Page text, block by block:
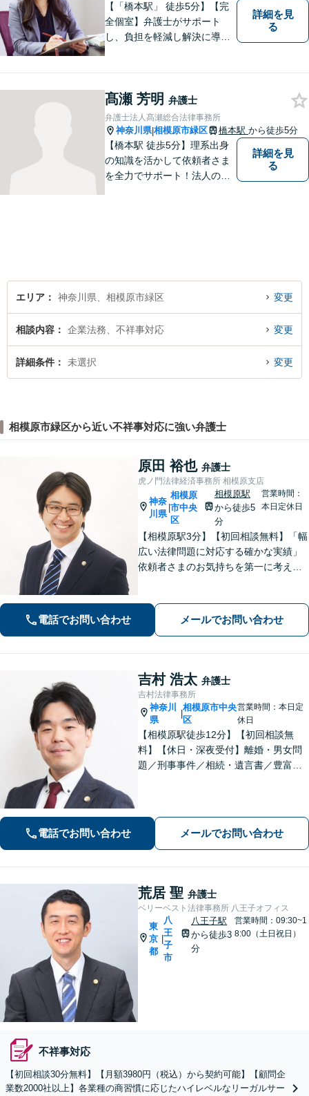
【「橋本駅」 徒歩5分】【完
全個室】弁護士がサポート
し、負担を軽減し解決に導き
はご相談いただき、今後の進
め方を一緒に考えましょう。
【法テラス利用可】
詳細を見
る
髙瀬 芳明 弁護士
弁護士法人髙瀬総合法律事務所
神奈川県|相模原市緑区 橋本駅 から徒歩5分
【橋本駅 徒歩5分】理系出身
の知識を活かして依頼者さま
を全力でサポート！法人のお
詳細を見
る
エリア 神奈川県、相模原市緑区 変更
相談内容 企業法務、不祥事対応 変更
詳細条件 未選択 変更
相模原市緑区から近い不祥事対応に強い弁護士
原田 裕也 弁護士
虎ノ門法律経済事務所 相模原支店
神奈
川県
相模原
市中央
区
相模原駅
から徒歩5
分
営業時間：
本日定休日
【相模原駅3分】【初回相談無料】「幅
広い法律問題に対応する確かな実績」
依頼者さまのお気持ちを第一に考えた
【休日・夜間相談可／忙しい方にも安
心の柔軟なサポート体制】
電話でお問い合わせ メールでお問い合わせ
吉村 浩太 弁護士
吉村法律事務所
神奈川
県
|
相模原市中央
区
営業時間：本日定
休日
【相模原駅徒歩12分】【初回相談無
料】【休日・深夜受付】離婚・男女問
題／刑事事件／相続・遺言書／豊富な
【24時間受付】【ビデオ面談可】
電話でお問い合わせ メールでお問い合わせ
荒居 聖 弁護士
ベリーベスト法律事務所 八王子オフィス
東
京
都
|
八
王
子
市
八王子駅
から徒歩3
分
営業時間：09:30~1
8:00（土日祝日）
不祥事対応
【初回相談30分無料】【月額3980円（税込）から契約可能】【顧問企
業数2000社以上】各業種の商習慣に応じたハイレベルなリーガルサー